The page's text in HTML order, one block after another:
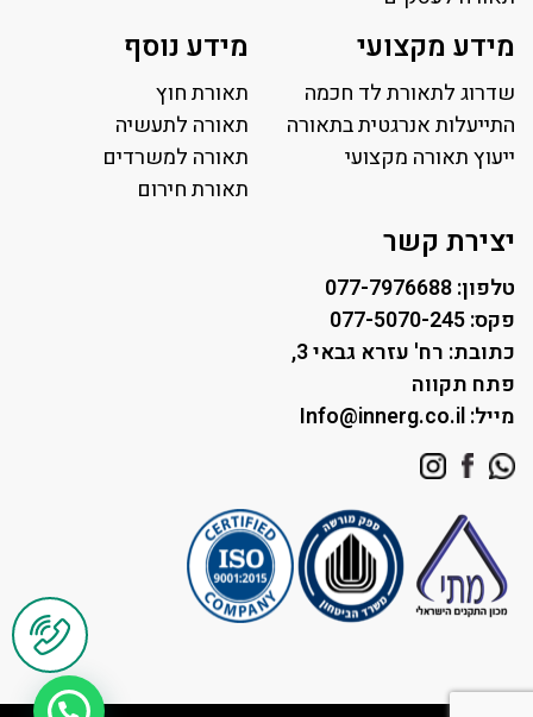
פאנל לד
פרופיל תאורה
תאורה לאולמות ספורט
תאורה למגרשי טניס
מידע מקצועי
שדרוג לתאורת לד חכמה
התייעלות אנרגטית בתאורה
ייעוץ תאורה מקצועי
מידע נוסף
תאורת חוץ
תאורה לתעשיה
תאורה למשרדים
תאורת חירום
יצירת קשר
טלפון: 077-7976688
פקס: 077-5070-245
כתובת: רח' עזרא גבאי 3,
פתח תקווה
מייל: Info@innerg.co.il